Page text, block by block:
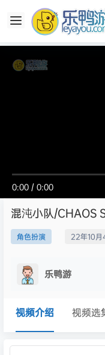
0:00 / 0:00
混沌小队/CHAOS
角色扮演 22年10月
乐鸭游
视频介绍 视频选